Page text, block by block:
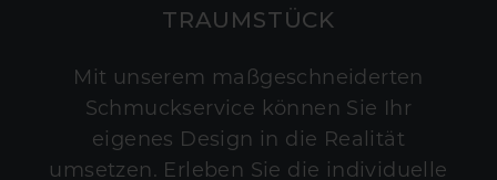
TRAUMSTÜCK
Mit unserem maßgeschneiderten
Schmuckservice können Sie Ihr
eigenes Design in die Realität
umsetzen. Erleben Sie die individuelle